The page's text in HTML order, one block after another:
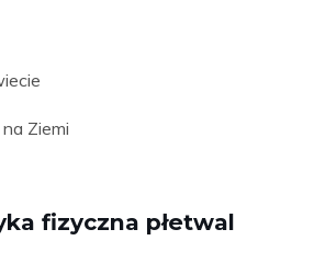
Ziemi
fizyczna płetwal